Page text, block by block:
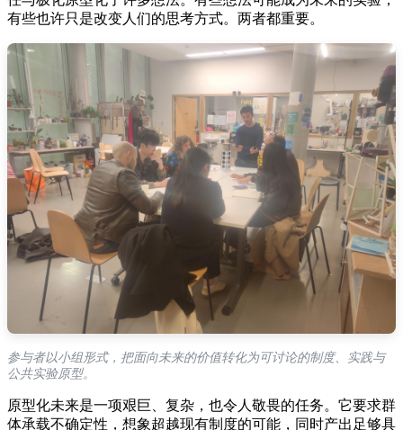
有些也许只是改变人们的思考方式。两者都重要。
参与者以小组形式，把面向未来的价值转化为可讨论的制度、实践与
公共实验原型。
原型化未来是一项艰巨、复杂，也令人敬畏的任务。它要求群
体承载不确定性，想象超越现有制度的可能，同时产出足够具